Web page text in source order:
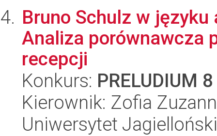
Bruno Schulz w
Analiza porównawcza
recepcji
Konkurs: PRELUDIUM 8
Kierownik: Zofia
Uniwersytet